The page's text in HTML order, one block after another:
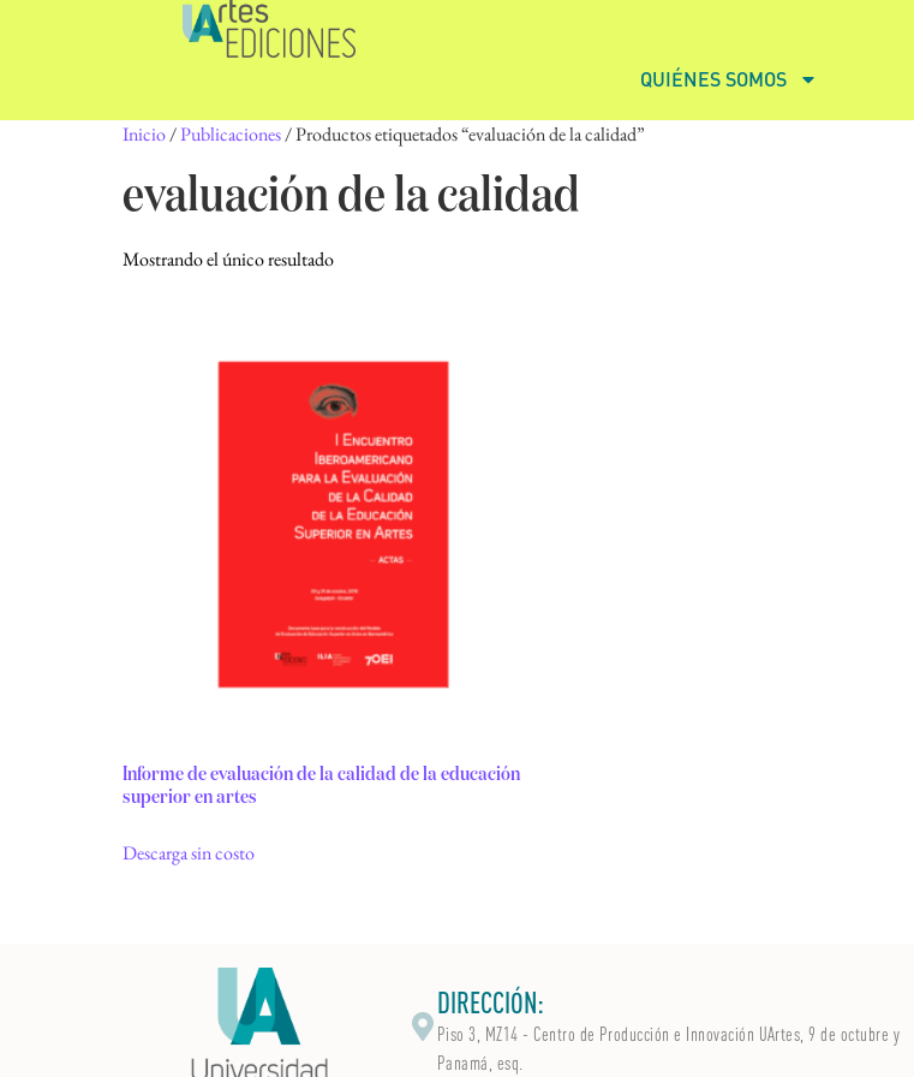
QUIÉNES SOMOS
Inicio/Publicaciones/ Productos etiquetados “evaluación de la calidad”
evaluación de la calidad
Mostrando el único resultado
Informe de evaluación de la calidad de la educación
superior en artes
Descarga sin costo
DIRECCIÓN:
Piso 3, MZ14 - Centro de Producción e Innovación UArtes, 9 de octubre y
Panamá, esq.